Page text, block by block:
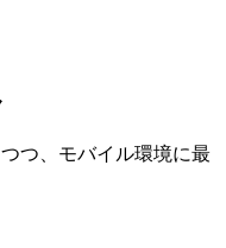
つ、モバイル環境に最